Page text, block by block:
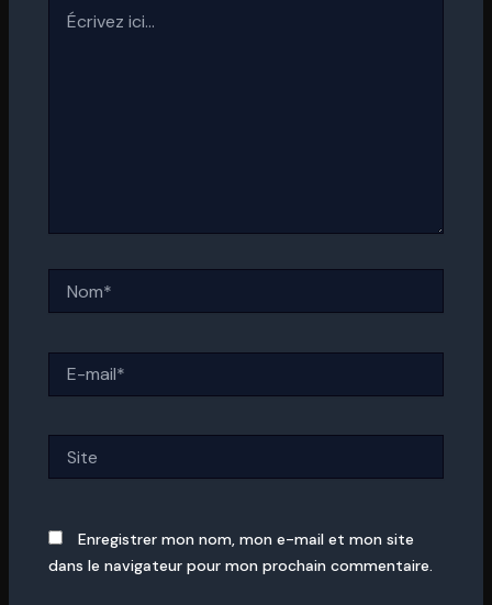
ici…
mail*
Enregistrer mon nom, mon e-mail et mon site
dans le navigateur pour mon prochain commentaire.